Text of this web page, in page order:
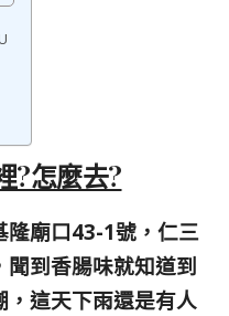
?怎麼去?
隆廟口43-1號，仁三
到香腸味就知道到
，這天下雨還是有人